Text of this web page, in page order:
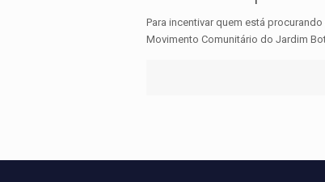
Para incentivar quem está
Movimento Comunitário do Jardim